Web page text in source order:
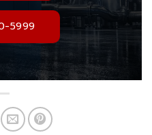
5999